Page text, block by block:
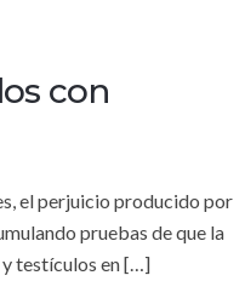
con
el perjuicio producido por
pruebas de que la
y testículos en […]